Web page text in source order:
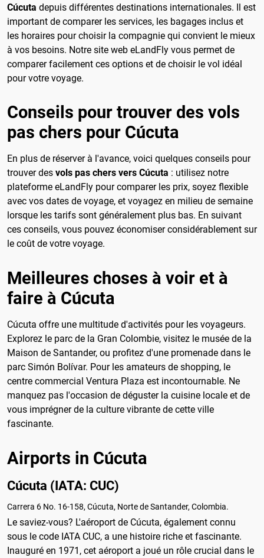
Cúcuta depuis différentes destinations internationales. Il est
important de comparer les services, les bagages inclus et
les horaires pour choisir la compagnie qui convient le mieux
à vos besoins. Notre site web eLandFly vous permet de
comparer facilement ces options et de choisir le vol idéal
pour votre voyage.
Conseils pour trouver des vols
pas chers pour Cúcuta
En plus de réserver à l'avance, voici quelques conseils pour
trouver des vols pas chers vers Cúcuta : utilisez notre
plateforme eLandFly pour comparer les prix, soyez flexible
avec vos dates de voyage, et voyagez en milieu de semaine
lorsque les tarifs sont généralement plus bas. En suivant
ces conseils, vous pouvez économiser considérablement sur
le coût de votre voyage.
Meilleures choses à voir et à
faire à Cúcuta
Cúcuta offre une multitude d'activités pour les voyageurs.
Explorez le parc de la Gran Colombie, visitez le musée de la
Maison de Santander, ou profitez d'une promenade dans le
parc Simón Bolívar. Pour les amateurs de shopping, le
centre commercial Ventura Plaza est incontournable. Ne
manquez pas l'occasion de déguster la cuisine locale et de
vous imprégner de la culture vibrante de cette ville
fascinante.
Airports in Cúcuta
Cúcuta (IATA: CUC)
Carrera 6 No. 16-158, Cúcuta, Norte de Santander, Colombia.
Le saviez-vous? L'aéroport de Cúcuta, également connu
sous le code IATA CUC, a une histoire riche et fascinante.
Inauguré en 1971, cet aéroport a joué un rôle crucial dans le